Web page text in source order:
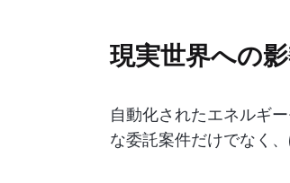
現実世界への
自動化されたエネルギ
な委託案件だけでなく